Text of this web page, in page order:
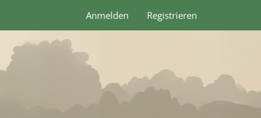
Anmelden Registrieren